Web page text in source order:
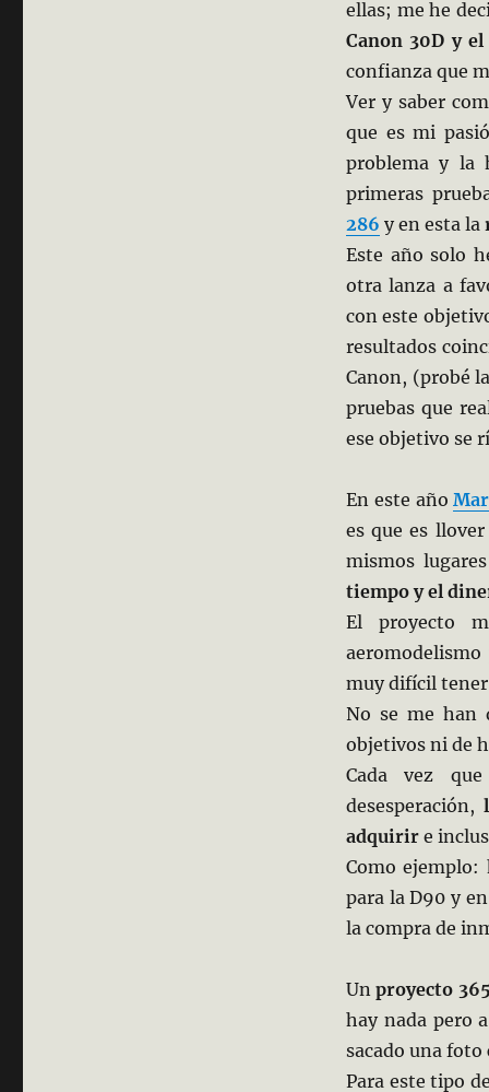
ellas; me he
Canon 30D y
confianza que
Ver y saber
que es mi
problema y la
primeras
286 y en esta la
Este año solo
otra lanza a
con este
resultados
Canon, (probé
pruebas que
ese objetivo se
En este año
es que es
mismos
tiempo y el
El proyecto
muy difícil tener
No se me han
objetivos ni de
Cada vez
desesperación,
adquirire
Como
para la D90 y
la compra de
Unproyecto 365
hay nada pero
sacado una foto
Para este tipo